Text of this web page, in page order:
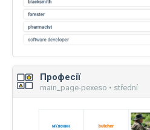
Професії
main_page-pexeso • střední